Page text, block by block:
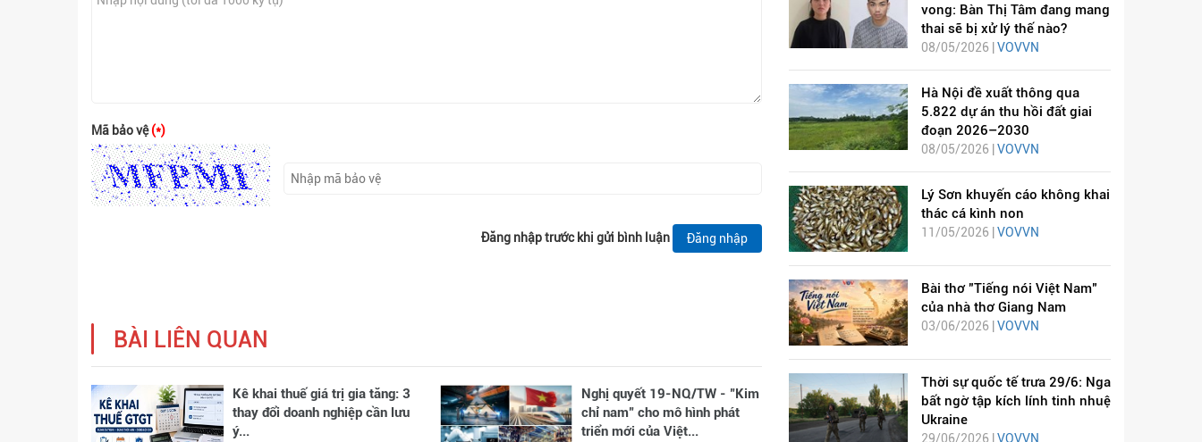
Mã bảo vệ(*)
Đăng nhập trước khi gửi bình luận Đăng nhập
BÀI LIÊN QUAN
Kê khai thuế giá trị gia tăng: 3
thay đổi doanh nghiệp cần lưu
ý...
Nghị quyết 19-NQ/TW - "Kim
chỉ nam" cho mô hình phát
triển mới của Việt...
vong: Bàn Thị Tâm đang mang
thai sẽ bị xử lý thế nào?
08/05/2026 | VOVVN
Hà Nội đề xuất thông qua
5.822 dự án thu hồi đất giai
đoạn 2026–2030
08/05/2026 | VOVVN
Lý Sơn khuyến cáo không khai
thác cá kình non
11/05/2026 | VOVVN
Bài thơ "Tiếng nói Việt Nam"
của nhà thơ Giang Nam
03/06/2026 | VOVVN
Thời sự quốc tế trưa 29/6: Nga
bất ngờ tập kích lính tinh nhuệ
Ukraine
29/06/2026 | VOVVN